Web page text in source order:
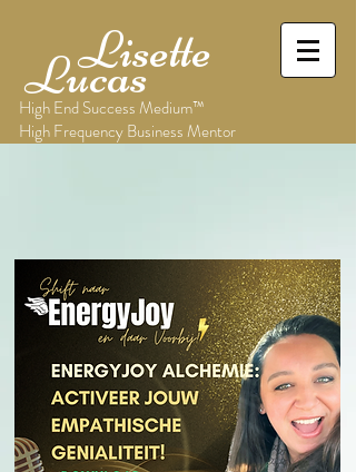
Lisette
Lucas
High End Success Medium™
High Frequency Business Mentor